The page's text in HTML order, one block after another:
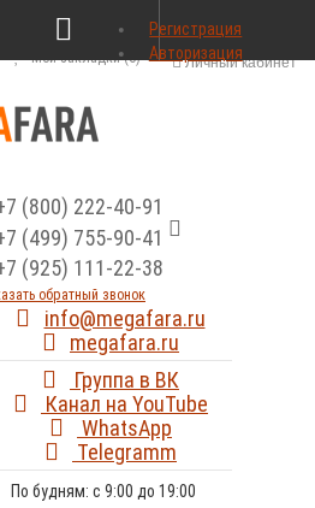
Личный кабинет
Мои закладки (0)
(800) 222-40-91
(499) 755-90-41
(925) 111-22-38
обратный звонок
info@megafara.ru
megafara.ru
Группа в ВК
Канал на YouTube
WhatsApp
Telegramm
По будням: с 9:00 до 19:00
Регистрация
Авторизация